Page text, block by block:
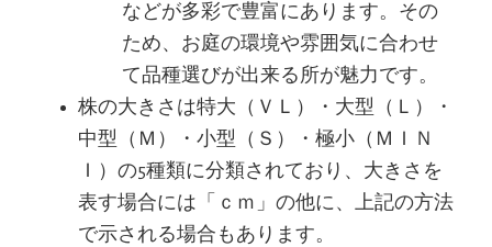
などが多彩で豊富にあります。その
ため、お庭の環境や雰囲気に合わせ
て品種選びが出来る所が魅力です。
株の大きさは特大（ＶＬ）・大型（Ｌ）・
中型（Ｍ）・小型（Ｓ）・極小（ＭＩＮ
Ｉ）の5種類に分類されており、大きさを
表す場合には「ｃｍ」の他に、上記の方法
で示される場合もあります。